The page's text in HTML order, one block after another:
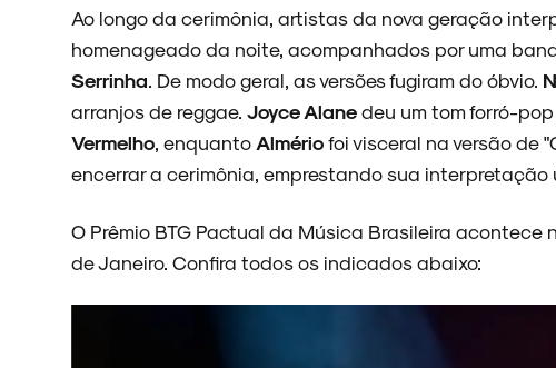
Ao longo da cerimônia, artistas da nova geração
homenageado da noite, acompanhados por uma
Serrinha . De modo geral, as versões fugiram do óbvio.
arranjos de reggae. Joyce Alanedeu um tom forró-
Vermelho , enquanto Almériofoi visceral na versão de
encerrar a cerimônia, emprestando sua interpretação
O Prêmio BTG Pactual da Música Brasileira acontece
de Janeiro. Confira todos os indicados abaixo: